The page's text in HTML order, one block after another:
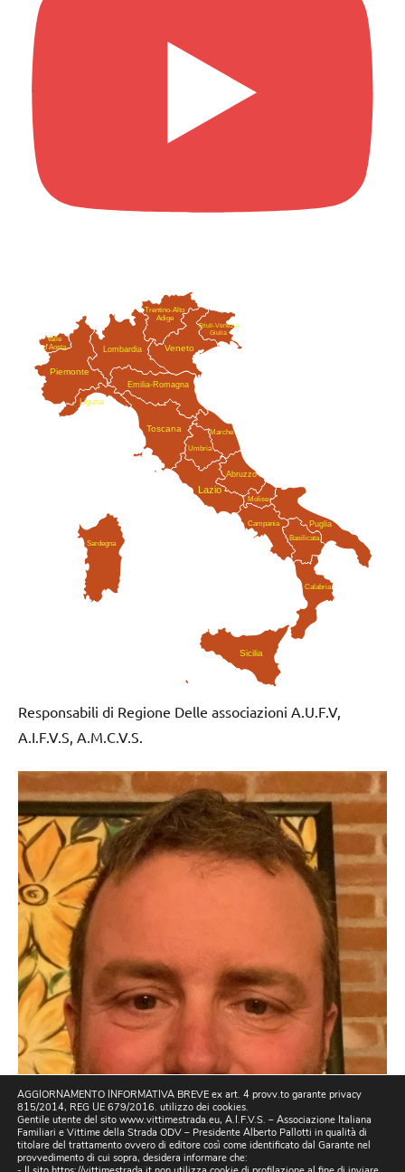
Abruzzo
Valle
d'Aosta
Puglia
Basilicata
Calabria
Campania
Emilia-Romagna
Friuli-Venezia
Giulia
Lazio
Liguria
Lombardia
Marche
Molise
Piemonte
Sardegna
Sicilia
Trentino-Alto
Adige
Toscana
Umbria
Veneto
Responsabili di Regione Delle associazioni A.U.F.V,
A.I.F.V.S, A.M.C.V.S.
AGGIORNAMENTO INFORMATIVA BREVE ex art. 4 provv.to garante privacy
815/2014, REG UE 679/2016. utilizzo dei cookies.
Gentile utente del sito www.vittimestrada.eu, A.I.F.V.S. – Associazione Italiana
Familiari e Vittime della Strada ODV – Presidente Alberto Pallotti in qualità di
titolare del trattamento ovvero di editore così come identificato dal Garante nel
provvedimento di cui sopra, desidera informare che: